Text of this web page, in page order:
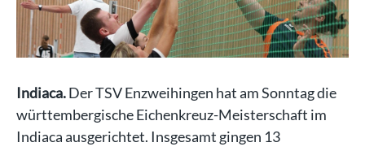
Indiaca.Der TSV Enzweihingen hat am Sonntag die
württembergische Eichenkreuz-Meisterschaft im
Indiaca ausgerichtet. Insgesamt gingen 13